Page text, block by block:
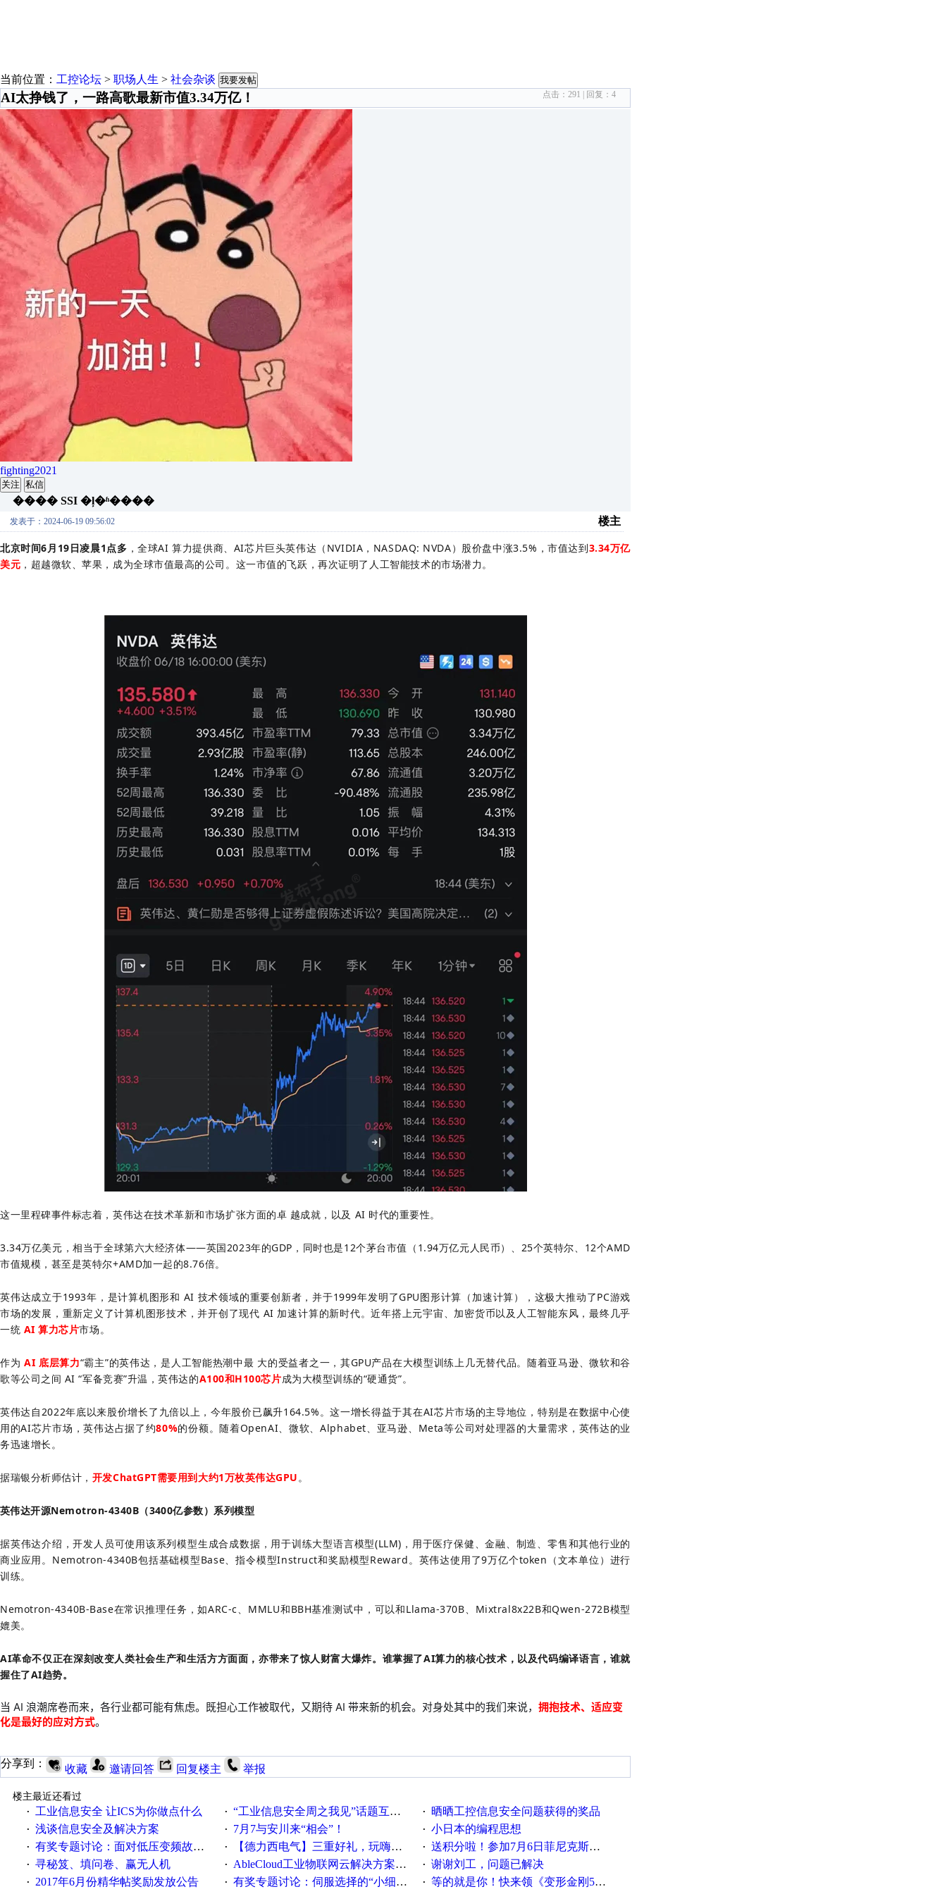
当前位置： 工控论坛 > 职场人生 > 社会杂谈 我要发帖
AI太挣钱了，一路高歌最新市值3.34万亿！ 点击： 291 | 回复： 4
fighting2021
关注 私信
���� SSI �ļ�ʱ����
发表于：2024-06-19 09:56:02 楼主
北京时间6月19日凌晨1点多 ，全球AI 算力提供商、AI芯片巨头英伟达（NVIDIA，NASDAQ: NVDA）股价盘中涨3.5%，市值达到3.34万亿
美元 ，超越微软、苹果，成为全球市值最高的公司。 这一市值的飞跃，再次证明了人工智能技术的市场潜力。
这一里程碑事件标志着，英伟达在技术革新和市场扩张方面的卓 越成就，以及 AI 时代的重要性。
3.34万亿美元，相当于全球第六大经济体——英国2023年的GDP，同时也是12个茅台市值（1.94万亿元人民币）、25个英特尔、12个AMD
市值规模，甚至是英特尔+AMD加一起的8.76倍。
英伟达成立于1993年，是计算机图形和 AI 技术领域的重要创新者，并于1999年发明了GPU图形计算（加速计算），这极大推动了PC游戏
市场的发展，重新定义了计算机图形技术，并开创了现代 AI 加速计算的新时代。近年搭上元宇宙、加密货币以及人工智能东风，最终几乎
一统 AI 算力芯片市场。
作为AI 底层算力“霸主”的英伟达，是人工智能热潮中最 大的受益者之一，其GPU产品在大模型训练上几无替代品。随着亚马逊、微软和谷
歌等公司之间 AI “军备竞赛”升温，英伟达的A100和H100芯片成为大模型训练的“硬通货”。
英伟达自2022年底以来股价增长了九倍以上，今年股价已飙升164.5%。这一增长得益于其在AI芯片市场的主导地位，特别是在数据中心使
用的AI芯片市场，英伟达占据了约80%的份额。随着OpenAI、微软、Alphabet、亚马逊、Meta等公司对处理器的大量需求，英伟达的业
务迅速增长。
据瑞银分析师估计， 开发ChatGPT需要用到大约1万枚英伟达GPU。
英伟达开源Nemotron-4340B（3400亿参数）系列模型
据英伟达介绍，开发人员可使用该系列模型生成合成数据，用于训练大型语言模型(LLM)，用于医疗保健、金融、制造、零售和其他行业的
商业应用。Nemotron-4340B包括基础模型Base、指令模型Instruct和奖励模型Reward。英伟达使用了9万亿个token（文本单位）进行
训练。
Nemotron-4340B-Base在常识推理任务，如ARC-c、MMLU和BBH基准测试中，可以和Llama-370B、Mixtral8x22B和Qwen-272B模型
媲美。
AI革命不仅正在深刻改变人类社会生产和生活方方面面，亦带来了惊人财富大爆炸。谁掌握了AI算力的核心技术，以及代码编译语言，谁就
握住了AI趋势。
当 AI 浪潮席卷而来，各行业都可能有焦虑。既担心工作被取代，又期待 AI 带来新的机会。对身处其中的我们来说， 拥抱技术、适应变
化是最好的应对方式。
分享到： 收藏 邀请回答 回复楼主 举报
楼主最近还看过
·
工业信息安全 让ICS为你做点什么 · “工业信息安全周之我见”话题互动获奖名单发布公告 · 晒晒工控信息安全问题获得的奖品
· 浅谈信息安全及解决方案 · 7月7与安川来“相会”！ · 小日本的编程思想
· 有奖专题讨论：面对低压变频故障，老手是这样解决的！ · 【德力西电气】三重好礼，玩嗨夏日！ · 送积分啦！参加7月6日菲尼克斯在线研讨会即得
· 寻秘笈、填问卷、赢无人机 · AbleCloud工业物联网云解决方案实践及应用 · 谢谢刘工，问题已解决
· 2017年6月份精华帖奖励发放公告 · 有奖专题讨论：伺服选择的“小细节大学问”奖励公告 · 等的就是你！快来领《变形金刚5》观影券